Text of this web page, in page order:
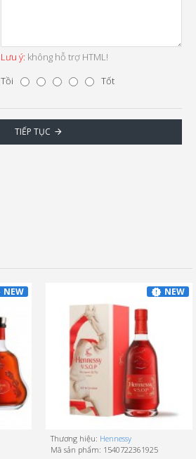
Lưu ý: không hỗ trợ HTML!
Tồi Tốt
TIẾP TỤC
NEW NEW
Thương hiệu: Hennessy
Mã sản phẩm: 1540722361925